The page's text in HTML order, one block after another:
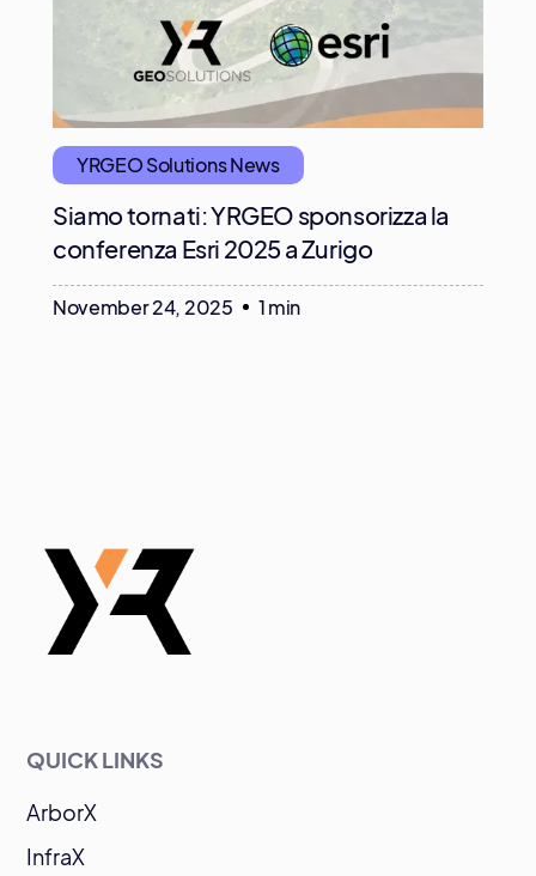
YRGEO Solutions News
Siamo tornati: YRGEO sponsorizza la
conferenza Esri 2025 a Zurigo
November 24, 2025 1 min
QUICK LINKS
ArborX
InfraX